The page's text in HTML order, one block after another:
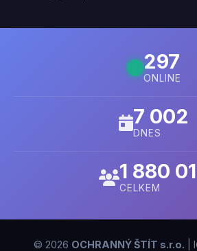
297
ONLINE
7 002
DNES
1 880
CELKEM
© 2026 OCHRANNÝ ŠTÍT s.r.o. |